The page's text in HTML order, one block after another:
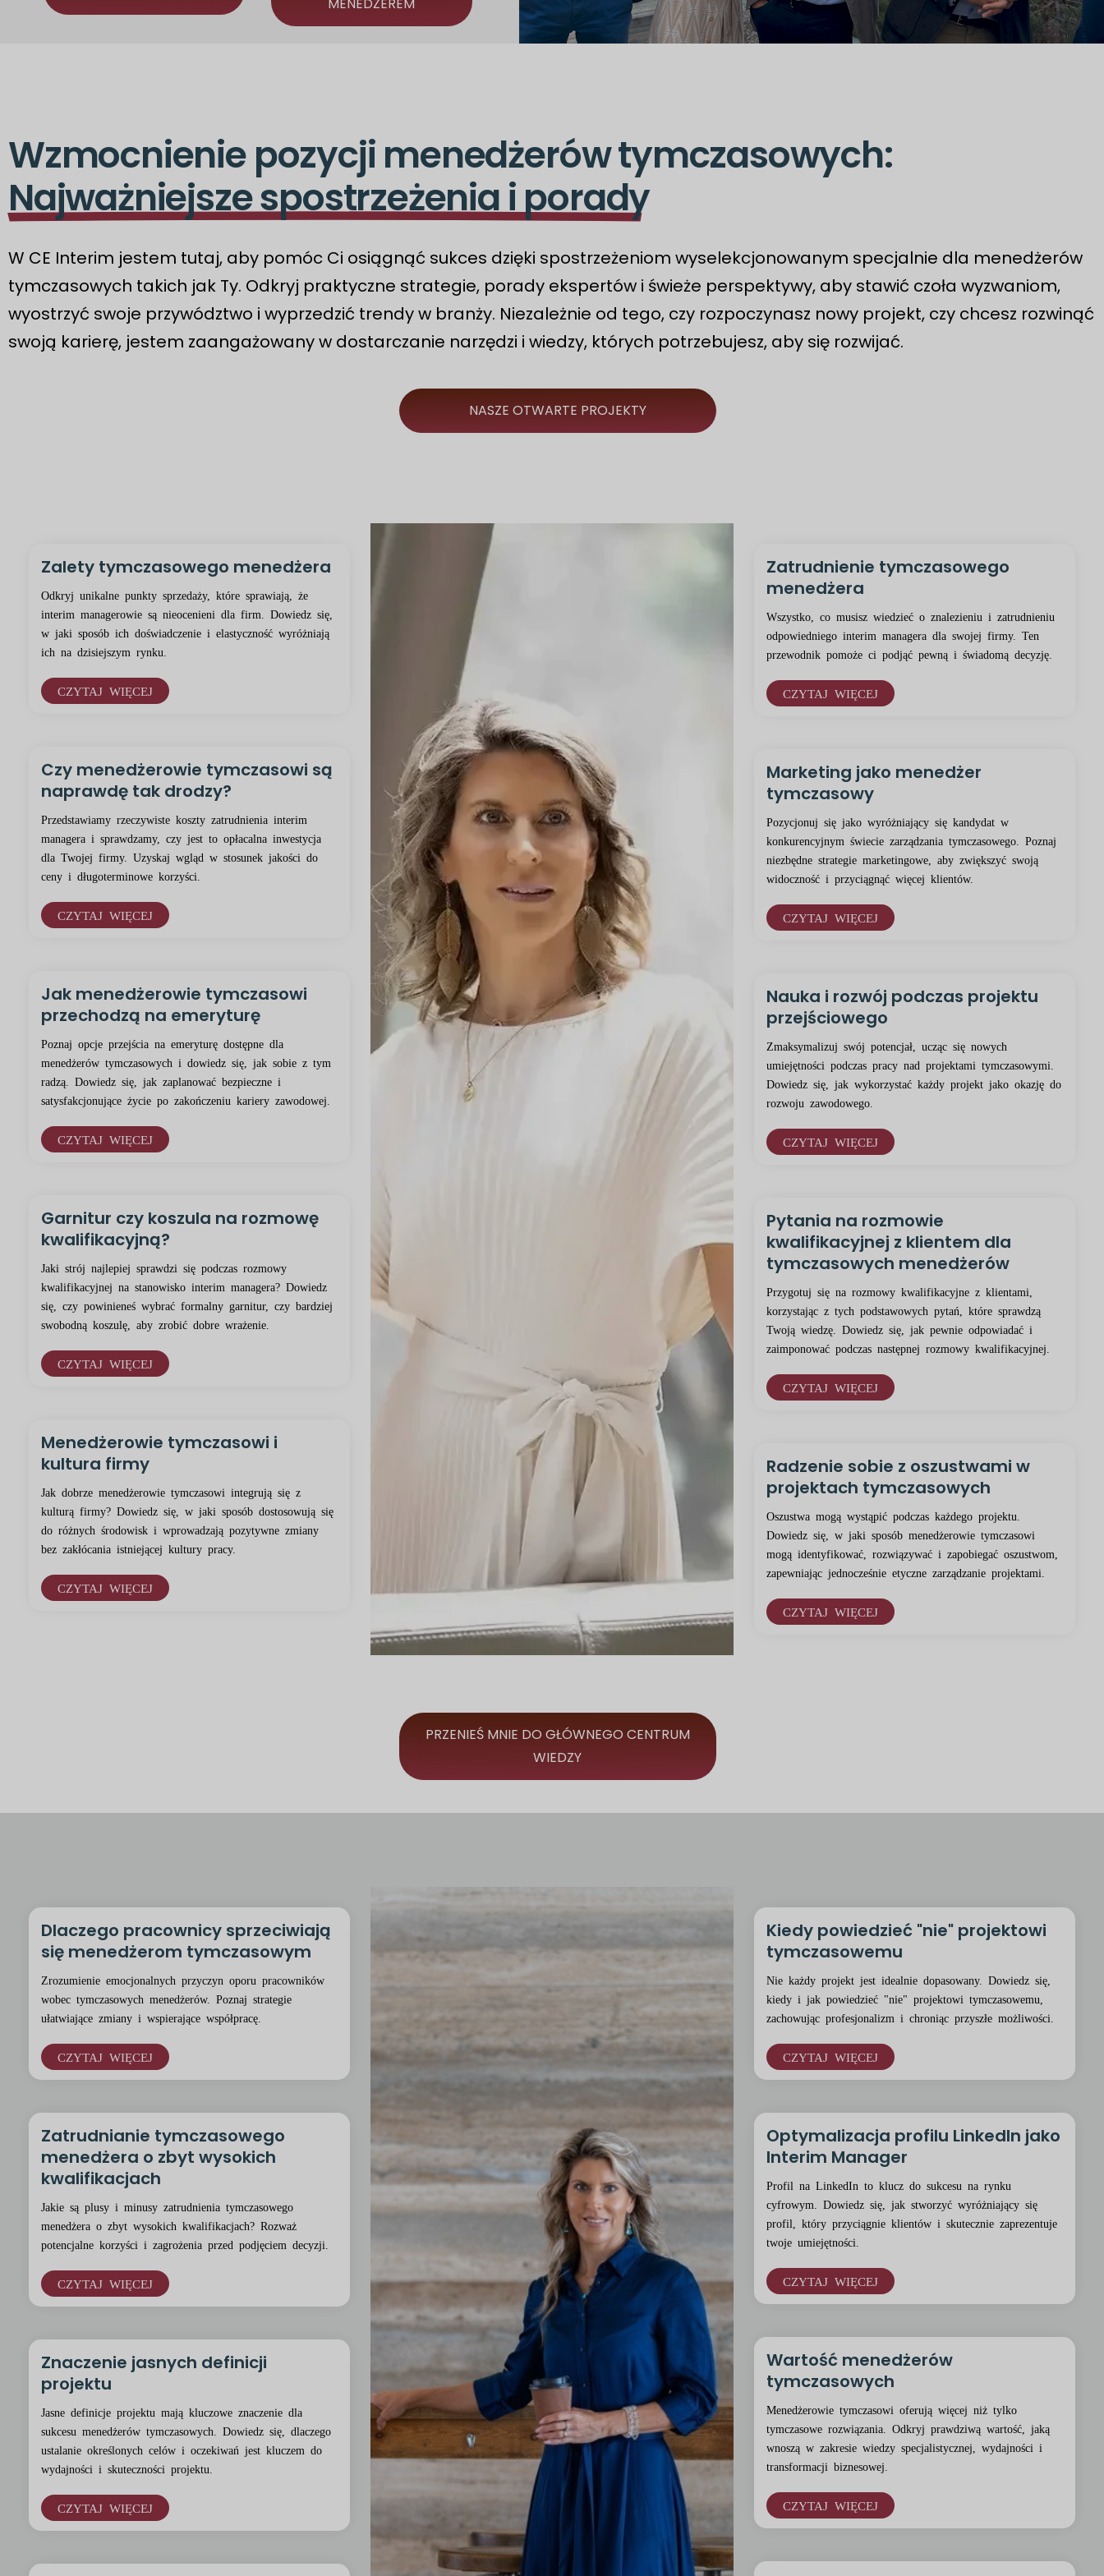
MENEDŻEREM
Wzmocnienie pozycji menedżerów tymczasowych:
Najważniejsze spostrzeżenia i porady
W CE Interim jestem tutaj, aby pomóc Ci osiągnąć sukces dzięki spostrzeżeniom wyselekcjonowanym specjalnie dla menedżerów
tymczasowych takich jak Ty. Odkryj praktyczne strategie, porady ekspertów i świeże perspektywy, aby stawić czoła wyzwaniom,
wyostrzyć swoje przywództwo i wyprzedzić trendy w branży. Niezależnie od tego, czy rozpoczynasz nowy projekt, czy chcesz rozwinąć
swoją karierę, jestem zaangażowany w dostarczanie narzędzi i wiedzy, których potrzebujesz, aby się rozwijać.
NASZE OTWARTE PROJEKTY
Zalety tymczasowego menedżera
Odkryj unikalne punkty sprzedaży, które sprawiają, że
interim managerowie są nieocenieni dla firm. Dowiedz się,
w jaki sposób ich doświadczenie i elastyczność wyróżniają
ich na dzisiejszym rynku.
CZYTAJ WIĘCEJ
Czy menedżerowie tymczasowi są
naprawdę tak drodzy?
Przedstawiamy rzeczywiste koszty zatrudnienia interim
managera i sprawdzamy, czy jest to opłacalna inwestycja
dla Twojej firmy. Uzyskaj wgląd w stosunek jakości do
ceny i długoterminowe korzyści.
CZYTAJ WIĘCEJ
Jak menedżerowie tymczasowi
przechodzą na emeryturę
Poznaj opcje przejścia na emeryturę dostępne dla
menedżerów tymczasowych i dowiedz się, jak sobie z tym
radzą. Dowiedz się, jak zaplanować bezpieczne i
satysfakcjonujące życie po zakończeniu kariery zawodowej.
CZYTAJ WIĘCEJ
Garnitur czy koszula na rozmowę
kwalifikacyjną?
Jaki strój najlepiej sprawdzi się podczas rozmowy
kwalifikacyjnej na stanowisko interim managera? Dowiedz
się, czy powinieneś wybrać formalny garnitur, czy bardziej
swobodną koszulę, aby zrobić dobre wrażenie.
CZYTAJ WIĘCEJ
Menedżerowie tymczasowi i
kultura firmy
Jak dobrze menedżerowie tymczasowi integrują się z
kulturą firmy? Dowiedz się, w jaki sposób dostosowują się
do różnych środowisk i wprowadzają pozytywne zmiany
bez zakłócania istniejącej kultury pracy.
CZYTAJ WIĘCEJ
Zatrudnienie tymczasowego
menedżera
Wszystko, co musisz wiedzieć o znalezieniu i zatrudnieniu
odpowiedniego interim managera dla swojej firmy. Ten
przewodnik pomoże ci podjąć pewną i świadomą decyzję.
CZYTAJ WIĘCEJ
Marketing jako menedżer
tymczasowy
Pozycjonuj się jako wyróżniający się kandydat w
konkurencyjnym świecie zarządzania tymczasowego. Poznaj
niezbędne strategie marketingowe, aby zwiększyć swoją
widoczność i przyciągnąć więcej klientów.
CZYTAJ WIĘCEJ
Nauka i rozwój podczas projektu
przejściowego
Zmaksymalizuj swój potencjał, ucząc się nowych
umiejętności podczas pracy nad projektami tymczasowymi.
Dowiedz się, jak wykorzystać każdy projekt jako okazję do
rozwoju zawodowego.
CZYTAJ WIĘCEJ
Pytania na rozmowie
kwalifikacyjnej z klientem dla
tymczasowych menedżerów
Przygotuj się na rozmowy kwalifikacyjne z klientami,
korzystając z tych podstawowych pytań, które sprawdzą
Twoją wiedzę. Dowiedz się, jak pewnie odpowiadać i
zaimponować podczas następnej rozmowy kwalifikacyjnej.
CZYTAJ WIĘCEJ
Radzenie sobie z oszustwami w
projektach tymczasowych
Oszustwa mogą wystąpić podczas każdego projektu.
Dowiedz się, w jaki sposób menedżerowie tymczasowi
mogą identyfikować, rozwiązywać i zapobiegać oszustwom,
zapewniając jednocześnie etyczne zarządzanie projektami.
CZYTAJ WIĘCEJ
PRZENIEŚ MNIE DO GŁÓWNEGO CENTRUM
WIEDZY
Dlaczego pracownicy sprzeciwiają
się menedżerom tymczasowym
Zrozumienie emocjonalnych przyczyn oporu pracowników
wobec tymczasowych menedżerów. Poznaj strategie
ułatwiające zmiany i wspierające współpracę.
CZYTAJ WIĘCEJ
Zatrudnianie tymczasowego
menedżera o zbyt wysokich
kwalifikacjach
Jakie są plusy i minusy zatrudnienia tymczasowego
menedżera o zbyt wysokich kwalifikacjach? Rozważ
potencjalne korzyści i zagrożenia przed podjęciem decyzji.
CZYTAJ WIĘCEJ
Znaczenie jasnych definicji
projektu
Jasne definicje projektu mają kluczowe znaczenie dla
sukcesu menedżerów tymczasowych. Dowiedz się, dlaczego
ustalanie określonych celów i oczekiwań jest kluczem do
wydajności i skuteczności projektu.
CZYTAJ WIĘCEJ
Kiedy powiedzieć "nie" projektowi
tymczasowemu
Nie każdy projekt jest idealnie dopasowany. Dowiedz się,
kiedy i jak powiedzieć "nie" projektowi tymczasowemu,
zachowując profesjonalizm i chroniąc przyszłe możliwości.
CZYTAJ WIĘCEJ
Optymalizacja profilu LinkedIn jako
Interim Manager
Profil na LinkedIn to klucz do sukcesu na rynku
cyfrowym. Dowiedz się, jak stworzyć wyróżniający się
profil, który przyciągnie klientów i skutecznie zaprezentuje
twoje umiejętności.
CZYTAJ WIĘCEJ
Wartość menedżerów
tymczasowych
Menedżerowie tymczasowi oferują więcej niż tylko
tymczasowe rozwiązania. Odkryj prawdziwą wartość, jaką
wnoszą w zakresie wiedzy specjalistycznej, wydajności i
transformacji biznesowej.
CZYTAJ WIĘCEJ